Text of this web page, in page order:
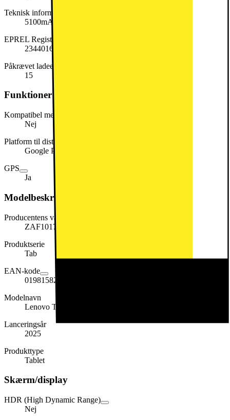
Teknisk information om batteri
5100mAh
EPREL Registreringsnummer
2344016
Påkrævet ladeeffekt (maks. i W)
15
Funktioner
Kompatibel med stylus
Nej
Platform til distribution af apps
Google Play
GPS
Ja
Modelbeskrivelse
Producentens varenummer
ZAF10175SE
Produktserie
Tab
EAN-kode
0198158239318
Modelnavn
Lenovo Tab One ZAF10175SE
Lanceringsår
2025
Produkttype
Tablet
Skærm/display
HDR (High Dynamic Range)
Nej